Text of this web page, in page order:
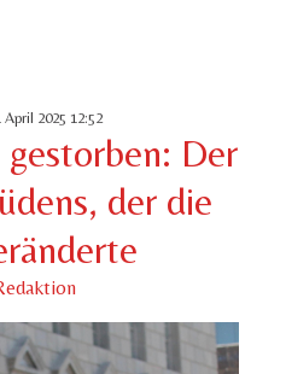
2025 12:52
gestorben: Der
der die